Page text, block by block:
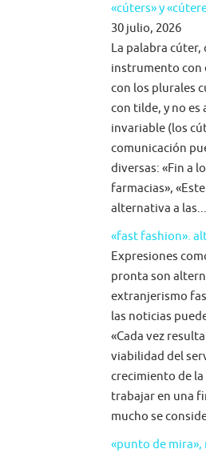
«cúters» y
30 julio, 2026
La palabra cúter,
instrumento con
con los plurales
con tilde, y no es
invariable (los
comunicación
diversas: «Fin a
farmacias»,
alternativa a
«fast fashion».
Expresiones
pronta son
extranjerismo
las noticias
«Cada vez
viabilidad del
crecimiento de la
trabajar en una
mucho se
«punto de mira»,